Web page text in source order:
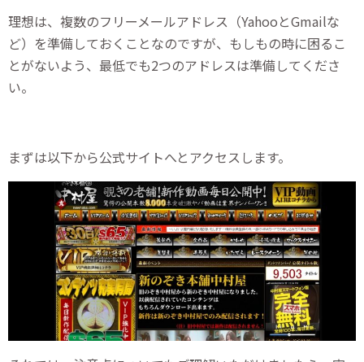
理想は、複数のフリーメールアドレス（YahooとGmailな
ど）を準備しておくことなのですが、もしもの時に困るこ
とがないよう、最低でも2つのアドレスは準備してくださ
い。
まずは以下から公式サイトへとアクセスします。